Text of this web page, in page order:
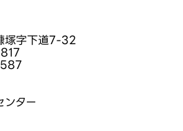
塚字下道7‑32
ンター